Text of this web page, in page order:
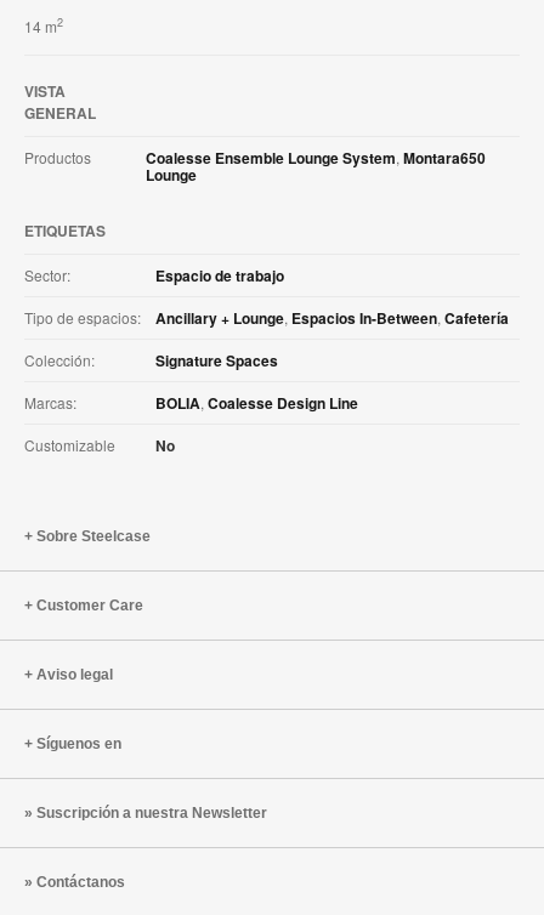
14 m2
VISTA
GENERAL
Productos Coalesse Ensemble Lounge System, Montara650
Lounge
ETIQUETAS
Sector: Espacio de trabajo
Tipo de espacios: Ancillary + Lounge, Espacios In-Between, Cafetería
Colección: Signature Spaces
Marcas: BOLIA, Coalesse Design Line
Customizable No
Sobre Steelcase
Customer Care
Aviso legal
Síguenos en
Suscripción a nuestra Newsletter
Contáctanos